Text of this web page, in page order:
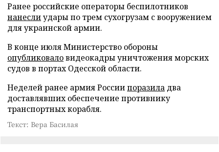
Ранее российские операторы беспилотников
нанеслиудары по трем сухогрузам с вооружением
для украинской армии.
В конце июля Министерство обороны
опубликоваловидеокадры уничтожения морских
судов в портах Одесской области.
Неделей ранее армия Россиипоразила два
доставлявших обеспечение противнику
транспортных корабля.
Текст: Вера Басилая